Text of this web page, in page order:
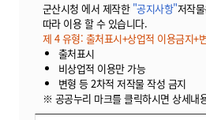
군산시청 에서 제작한 "공지사항"저작
따라 이용 할 수 있습니다.
제 4 유형: 출처표시+상업적 이용금지+
출처표시
비상업적 이용만 가능
변형 등 2차적 저작물 작성 금지
※ 공공누리 마크를 클릭하시면 상세내